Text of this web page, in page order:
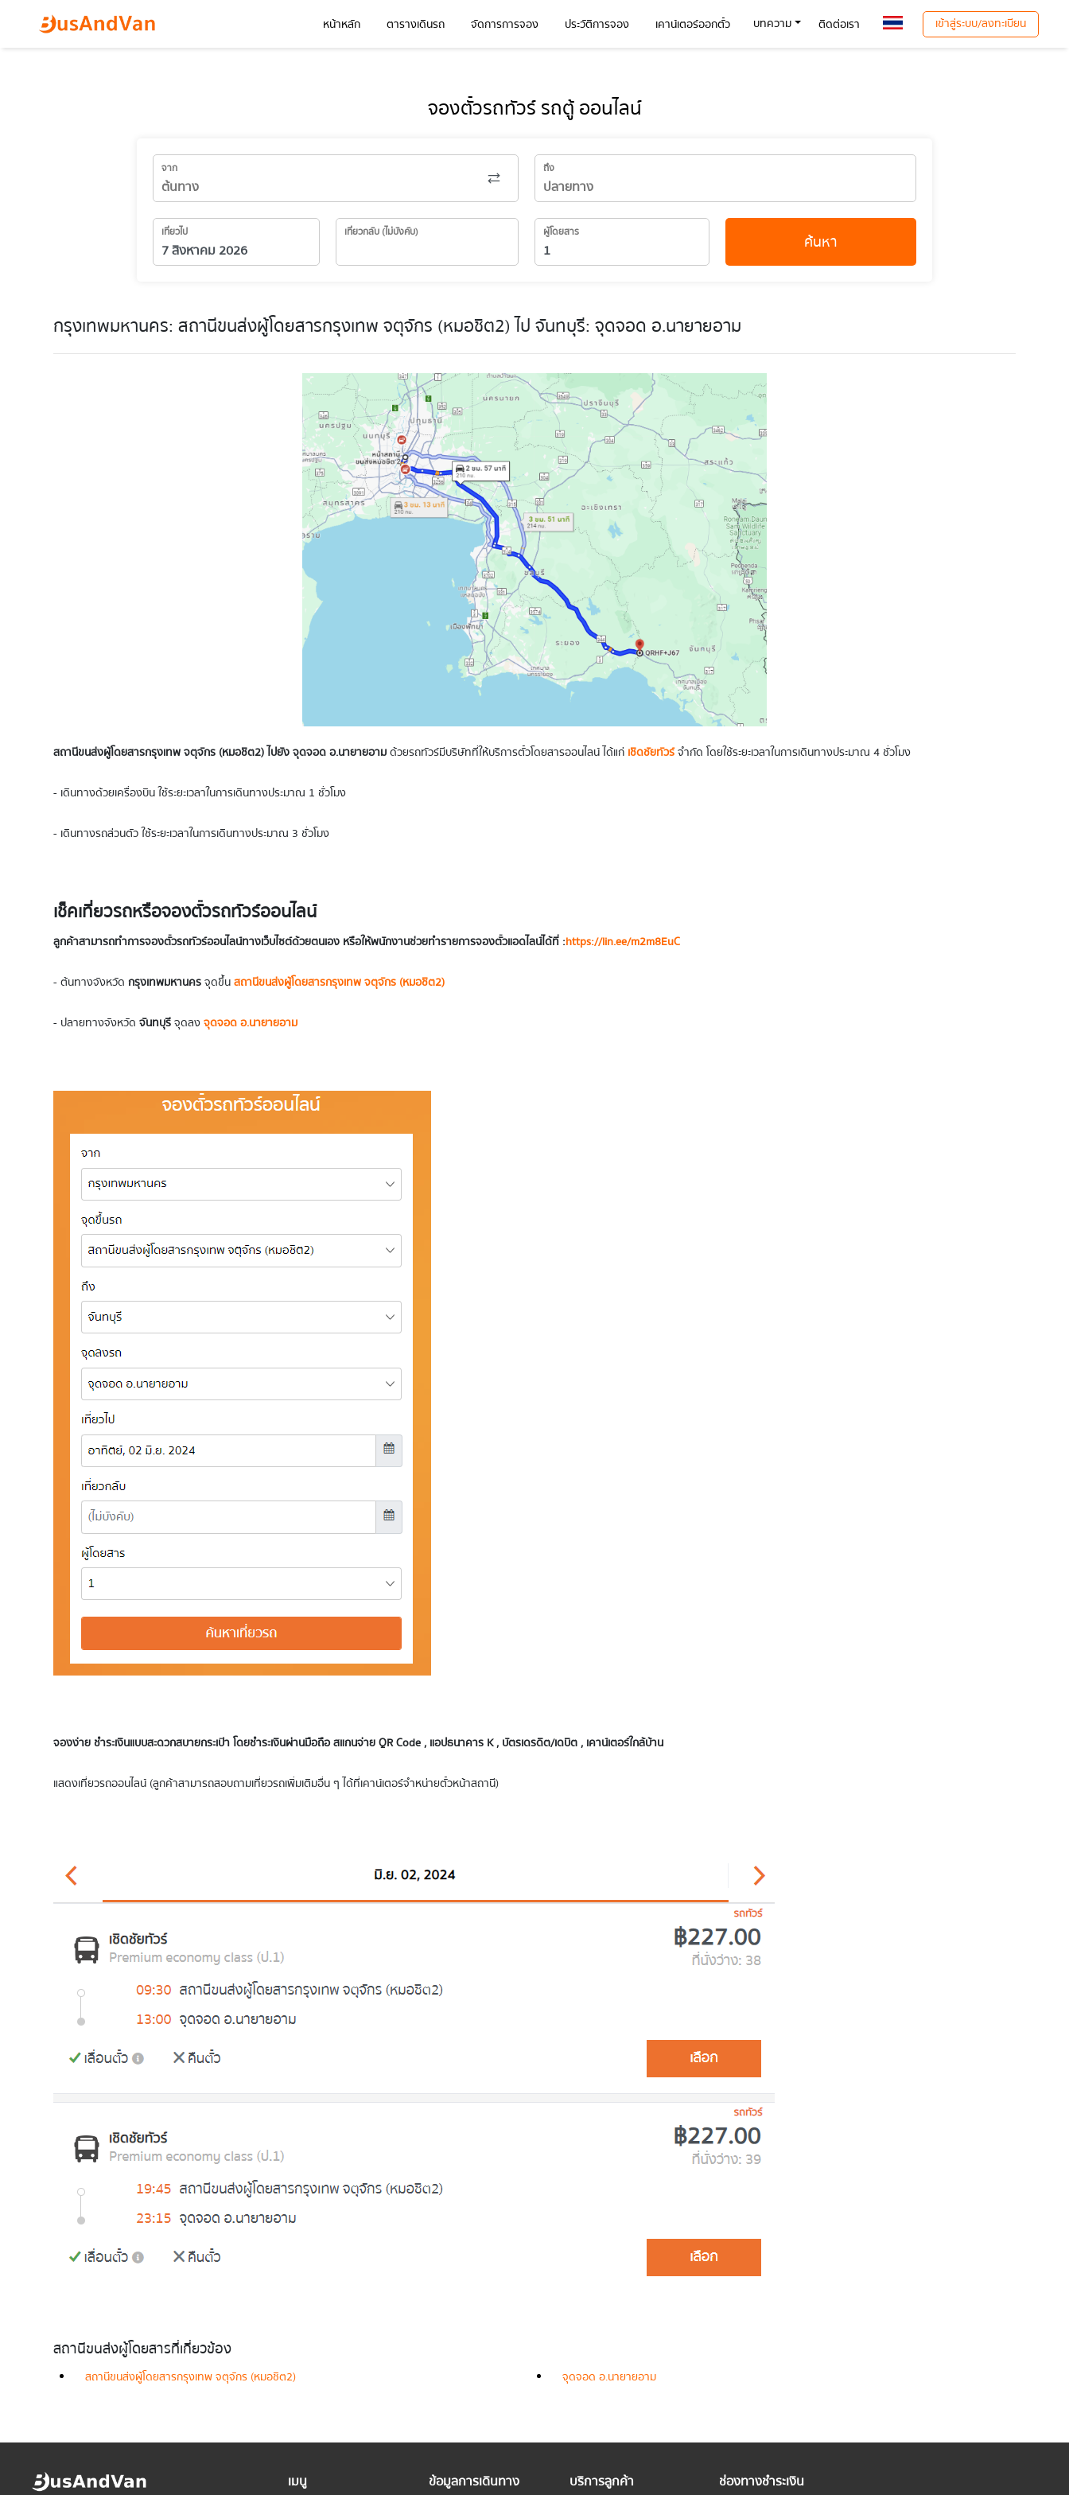
หน้าหลัก ตารางเดินรถ จัดการการจอง ประวัติการจอง เคาน์เตอร์ออกตั๋ว บทความ ติดต่อเรา เข้าสู่ระบบ/ลงทะเบียน
จองตั๋วรถทัวร์ รถตู้ ออนไลน์
จาก ถึง
เที่ยวไป เที่ยวกลับ (ไม่บังคับ) ผู้โดยสาร ค้นหา
กรุงเทพมหานคร: สถานีขนส่งผู้โดยสารกรุงเทพ จตุจักร (หมอชิต2) ไป จันทบุรี: จุดจอด อ.นายายอาม
สถานีขนส่งผู้โดยสารกรุงเทพ จตุจักร (หมอชิต2) ไปยัง จุดจอด อ.นายายอามด้วยรถทัวร์มีบริษัทที่ให้บริการตั๋วโดยสารออนไลน์ ได้แก่ เชิดชัยทัวร์จำกัด โดยใช้ระยะเวลาในการเดินทางประมาณ 4 ชั่วโมง
- เดินทางด้วยเครื่องบิน ใช้ระยะเวลาในการเดินทางประมาณ 1 ชั่วโมง
- เดินทางรถส่วนตัว ใช้ระยะเวลาในการเดินทางประมาณ 3 ชั่วโมง
เช็คเที่ยวรถหรือจองตั๋วรถทัวร์ออนไลน์
ลูกค้าสามารถทำการจองตั๋วรถทัวร์ออนไลน์ทางเว็บไซต์ด้วยตนเอง หรือให้พนักงานช่วยทำรายการจองตั๋วแอดไลน์ได้ที่ :https://lin.ee/m2m8EuC
- ต้นทางจังหวัด กรุงเทพมหานครจุดขึ้นสถานีขนส่งผู้โดยสารกรุงเทพ จตุจักร (หมอชิต2)
- ปลายทางจังหวัด จันทบุรีจุดลงจุดจอด อ.นายายอาม
จองง่าย ชำระเงินแบบสะดวกสบายกระเป๋า โดยชำระเงินผ่านมือถือ สแกนจ่าย QR Code , แอปธนาคาร K , บัตรเดรดิต/เดบิต , เคาน์เตอร์ใกล้บ้าน
แสดงเที่ยวรถออนไลน์ (ลูกค้าสามารถสอบถามเที่ยวรถเพิ่มเติมอื่น ๆ ได้ที่เคาน์เตอร์จำหน่ายตั๋วหน้าสถานี)
สถานีขนส่งผู้โดยสารที่เกี่ยวข้อง
สถานีขนส่งผู้โดยสารกรุงเทพ จตุจักร (หมอชิต2) จุดจอด อ.นายายอาม
เมนู ข้อมูลการเดินทาง บริการลูกค้า ช่องทางชำระเงิน